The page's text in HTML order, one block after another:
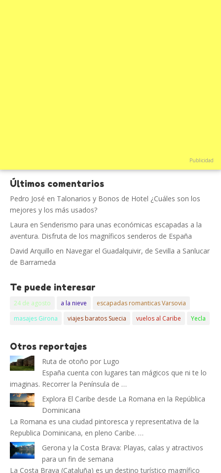
Publicidad
Últimos comentarios
Pedro José en Talonarios y Bonos de Hotel ¿Cuáles son los
mejores y los más usados?
Laura en Senderismo para unas económicas escapadas a la
aventura. Disfruta de los magníficos senderos de España
David Arquillo en Navegar el Guadalquivir, de Sevilla a Sanlucar
de Barrameda
Te puede interesar
24 de agosto a la nieve
escapadas romanticas Varsovia
masajes Girona
viajes baratos Suecia vuelos al Caribe Yecla
Otros reportajes
Ruta de otoño por Lugo
España cuenta con lugares tan mágicos que ni te lo
imaginas. Recorrer la Península de …
Explora El Caribe desde La Romana en la República
Dominicana
La Romana es una ciudad pintoresca y representativa de la
Republica Dominicana, en pleno Caribe. …
Gerona y la Costa Brava: Playas, calas y atractivos
para un fin de semana
La Costa Brava (Cataluña) es un destino turístico magnífico